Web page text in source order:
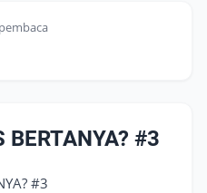
BERTANYA? #3
#3